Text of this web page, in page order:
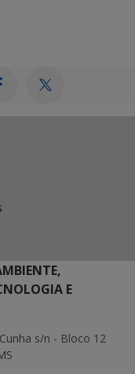
E
s/n - Bloco 12